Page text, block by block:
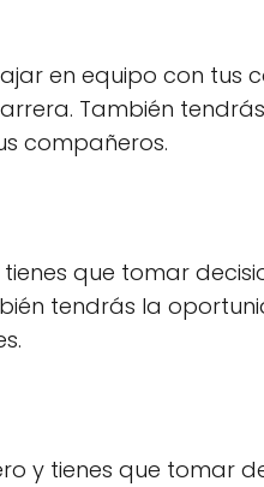
en equipo con tus
También
compañeros.
que tomar
tendrás la
y tienes que tomar